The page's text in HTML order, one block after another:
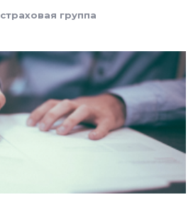
страховая группа